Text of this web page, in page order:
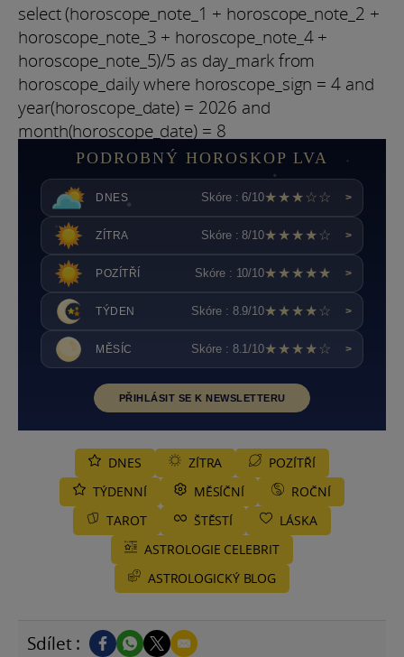
select (horoscope_note_1 + horoscope_note_2 +
horoscope_note_3 + horoscope_note_4 +
horoscope_note_5)/5 as day_mark from
horoscope_daily where horoscope_sign = 4 and
year(horoscope_date) = 2026 and
month(horoscope_date) = 8
PODROBNÝ HOROSKOP LVA
DNES Skóre : 6/10★★★☆☆ >
ZÍTRA Skóre : 8/10★★★★☆ >
POZÍTŘÍ Skóre : 10/10★★★★★ >
TÝDEN Skóre : 8.9/10★★★★☆ >
MĚSÍC Skóre : 8.1/10★★★★☆ >
PŘIHLÁSIT SE K NEWSLETTERU
DNES ZÍTRA
POZÍTŘÍ
TÝDENNÍ
MĚSÍČNÍ
ROČNÍ
TAROT
ŠTĚSTÍ
LÁSKA
ASTROLOGIE CELEBRIT
ASTROLOGICKÝ BLOG
Sdílet :